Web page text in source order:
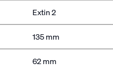
Extin 2
135 mm
62 mm